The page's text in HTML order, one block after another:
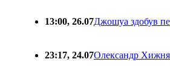
13:00, 26.07Джошуа здобув
23:17, 24.07Олександр